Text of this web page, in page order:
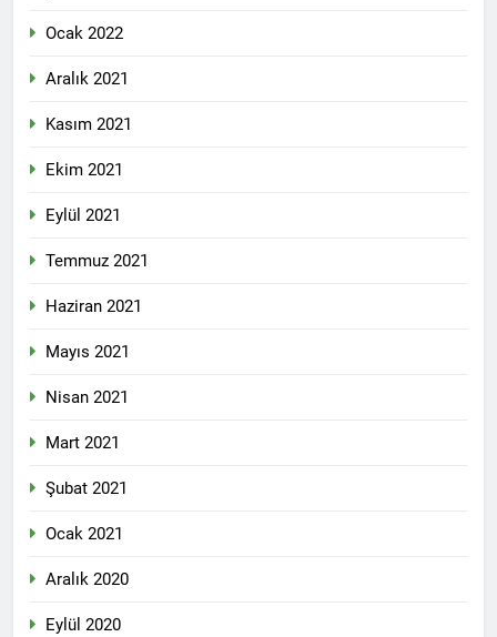
Ocak 2022
Aralık 2021
Kasım 2021
Ekim 2021
Eylül 2021
Temmuz 2021
Haziran 2021
Mayıs 2021
Nisan 2021
Mart 2021
Şubat 2021
Ocak 2021
Aralık 2020
Eylül 2020